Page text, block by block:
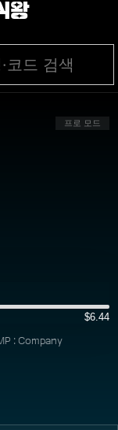
집주인 찌른 30대女 검거
왕
프로 모드
$6.44
: Company